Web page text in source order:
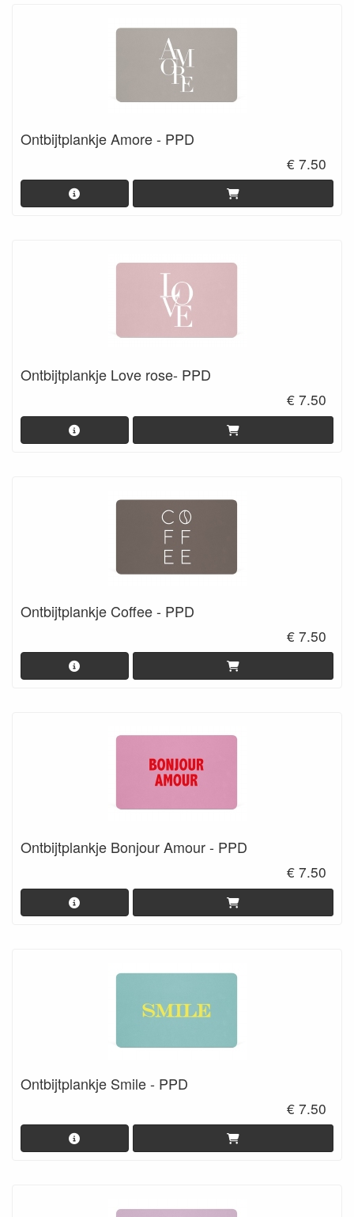
Ontbijtplankje Amore - PPD
€ 7.50
Ontbijtplankje Love rose- PPD
€ 7.50
Ontbijtplankje Coffee - PPD
€ 7.50
Ontbijtplankje Bonjour Amour - PPD
€ 7.50
Ontbijtplankje Smile - PPD
€ 7.50